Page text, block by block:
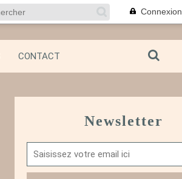
Connexion
CONTACT
Newsletter